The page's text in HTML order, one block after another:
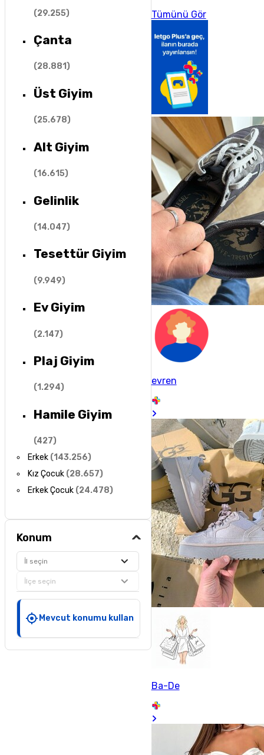
(29.255)
Çanta
(28.881)
Üst Giyim
(25.678)
Alt Giyim
(16.615)
Gelinlik
(14.047)
Tesettür Giyim
(9.949)
Ev Giyim
(2.147)
Plaj Giyim
(1.294)
Hamile Giyim
(427)
Erkek (143.256)
Kız Çocuk (28.657)
Erkek Çocuk (24.478)
Konum
İl seçin
İlçe seçin
Mevcut konumu kullan
Tümünü Gör
evren
Ba-De